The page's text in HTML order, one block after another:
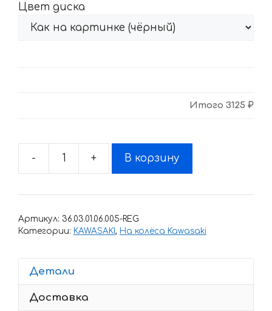
Цвет диска
Итого 3125 ₽
-
Количество
Комплект
наклеек
KAWASAKI
+ В корзину
Артикул: 36.03.01.06.005-REG
Категории: KAWASAKI, На колёса Kawasaki
Детали
Доставка